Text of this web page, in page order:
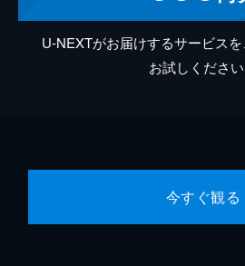
U-NEXTがお届けするサービス
お試しください
今すぐ観る